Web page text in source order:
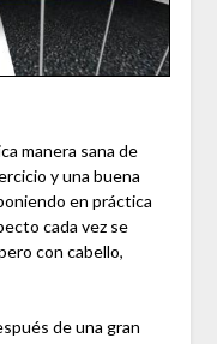
manera sana de
y una buena
en práctica
cada vez se
con cabello,
de una gran